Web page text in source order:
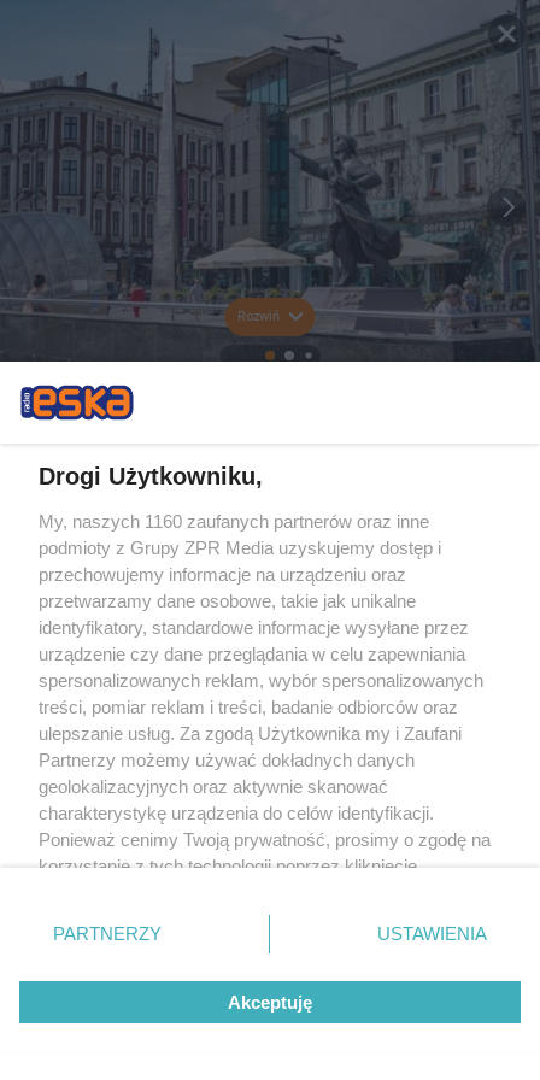
Rozwiń
Drogi Użytkowniku,
My, naszych 1160 zaufanych partnerów oraz inne
podmioty z Grupy ZPR Media uzyskujemy dostęp i
przechowujemy informacje na urządzeniu oraz
przetwarzamy dane osobowe, takie jak unikalne
identyfikatory, standardowe informacje wysyłane przez
urządzenie czy dane przeglądania w celu zapewniania
spersonalizowanych reklam, wybór spersonalizowanych
treści, pomiar reklam i treści, badanie odbiorców oraz
ulepszanie usług. Za zgodą Użytkownika my i Zaufani
Partnerzy możemy używać dokładnych danych
geolokalizacyjnych oraz aktywnie skanować
charakterystykę urządzenia do celów identyfikacji.
Ponieważ cenimy Twoją prywatność, prosimy o zgodę na
korzystanie z tych technologii poprzez kliknięcie
zmienić/wycofać klikając przycisk ustawień prywatności
znajdujący się w lewym dolnym rogu strony
rodzaje przetwarzania danych nie wymagają zgody
użytkownika, ale masz prawo sprzeciwić się takiemu
przetwarzaniu. Preferencje będą miały zastosowanie tylko
PARTNERZY USTAWIENIA
Akceptuję